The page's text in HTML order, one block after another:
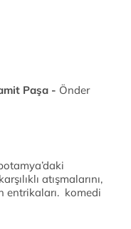
Paşa - Önder
atışmalarını,
entrikaları. komedi